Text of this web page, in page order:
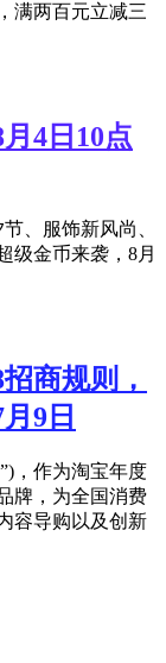
满两百元立减三
4日10点
、服饰新风尚、
级金币来袭，8月
商规则，
9日
，作为淘宝年度
牌，为全国消费
容导购以及创新